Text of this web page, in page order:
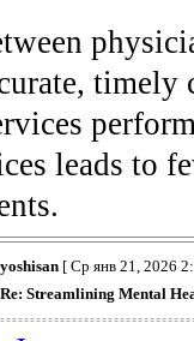
timely
leads to
yoshisan [ Ср янв 21, 2026
Re: Streamlining Mental